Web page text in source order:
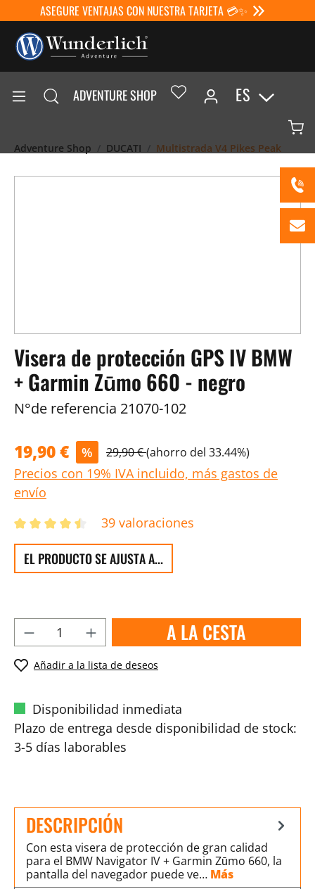
ASEGURE VENTAJAS CON NUESTRA TARJETA 💳✨
ADVENTURE SHOP ES
Adventure Shop DUCATI Multistrada V4 Pikes Peak
Visera de protección GPS IV BMW
+ Garmin Zūmo 660 - negro
N°de referencia 21070-102
19,90 € % 29,90 €(ahorro del 33.44%)
Precios con 19% IVA incluido, más gastos de
envío
39 valoraciones
EL PRODUCTO SE AJUSTA A...
A LA CESTA
Añadir a la lista de deseos
Disponibilidad inmediata
Plazo de entrega desde disponibilidad de stock:
3-5 días laborables
DESCRIPCIÓN
Con esta visera de protección de gran calidad
para el BMW Navigator IV + Garmin Zūmo 660, la
pantalla del navegador puede ve… Más